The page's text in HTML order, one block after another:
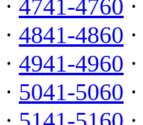
· 4741-4760 ·
· 4841-4860 ·
· 4941-4960 ·
· 5041-5060 ·